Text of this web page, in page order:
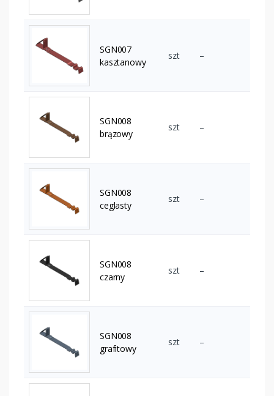
SGN007
kasztanowy
szt –
SGN008
brązowy
szt –
SGN008
ceglasty
szt –
SGN008
czarny
szt –
SGN008
grafitowy
szt –